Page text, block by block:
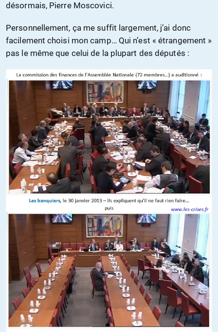
désormais, Pierre Moscovici.
Personnellement, ça me suffit largement, j’ai donc
facilement choisi mon camp… Qui n’est « étrangement »
pas le même que celui de la plupart des députés :